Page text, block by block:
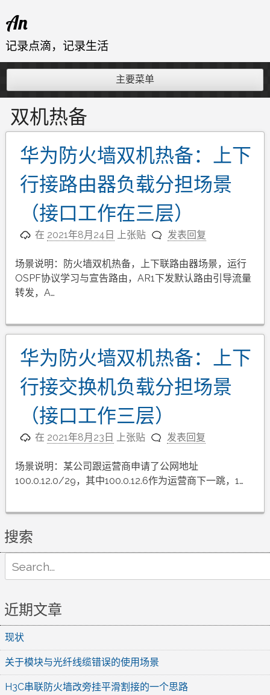
至
内
An
记录点滴，记录生活
主要菜单
双机热备
华为防火墙双机热备：上下
行接路由器负载分担场景
（接口工作在三层）
在 2021年8月24日 上张贴 发表回复
场景说明：防火墙双机热备，上下联路由器场景，运行
OSPF协议学习与宣告路由，AR1下发默认路由引导流量
转发，A…
华为防火墙双机热备：上下
行接交换机负载分担场景
（接口工作三层）
在 2021年8月23日 上张贴 发表回复
场景说明：某公司跟运营商申请了公网地址
100.0.12.0/29，其中100.0.12.6作为运营商下一跳，1…
搜索
for:
近期文章
现状
关于模块与光纤线缆错误的使用场景
H3C串联防火墙改旁挂平滑割接的一个思路